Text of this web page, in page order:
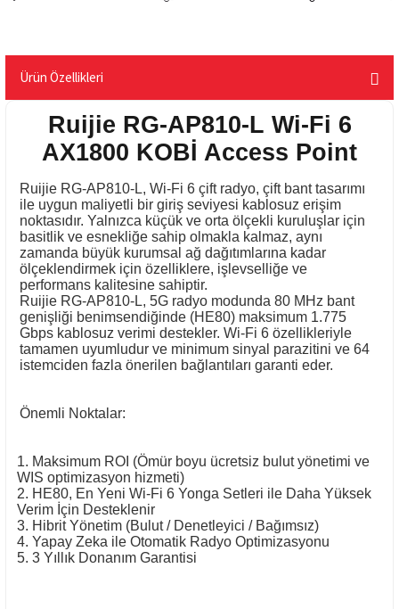
Ürün Özellikleri
Ruijie RG-AP810-L Wi-Fi 6
AX1800 KOBİ Access Point
Ruijie RG-AP810-L, Wi-Fi 6 çift radyo, çift bant tasarımı
ile uygun maliyetli bir giriş seviyesi kablosuz erişim
noktasıdır. Yalnızca küçük ve orta ölçekli kuruluşlar için
basitlik ve esnekliğe sahip olmakla kalmaz, aynı
zamanda büyük kurumsal ağ dağıtımlarına kadar
ölçeklendirmek için özelliklere, işlevselliğe ve
performans kalitesine sahiptir.
Ruijie RG-AP810-L, 5G radyo modunda 80 MHz bant
genişliği benimsendiğinde (HE80) maksimum 1.775
Gbps kablosuz verimi destekler. Wi-Fi 6 özellikleriyle
tamamen uyumludur ve minimum sinyal parazitini ve 64
istemciden fazla önerilen bağlantıları garanti eder.
Önemli Noktalar:
1. Maksimum ROI (Ömür boyu ücretsiz bulut yönetimi ve
WIS optimizasyon hizmeti)
2. HE80, En Yeni Wi-Fi 6 Yonga Setleri ile Daha Yüksek
Verim İçin Desteklenir
3. Hibrit Yönetim (Bulut / Denetleyici / Bağımsız)
4. Yapay Zeka ile Otomatik Radyo Optimizasyonu
5. 3 Yıllık Donanım Garantisi